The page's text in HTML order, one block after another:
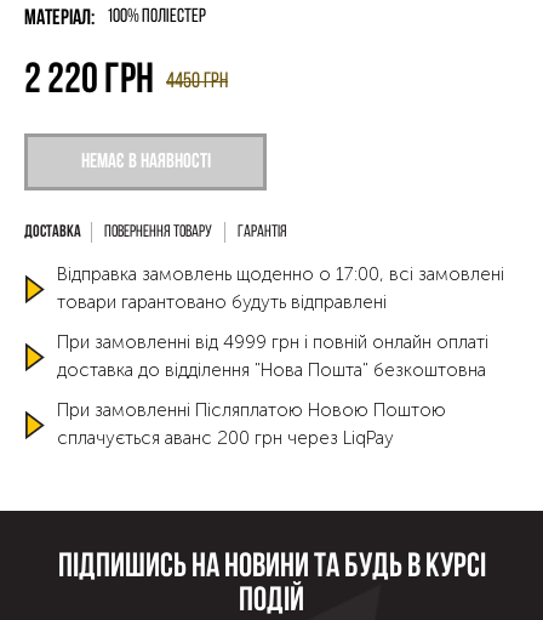
Матеріал: 100% поліестер
Немає в наявності
4450грн
2 220 грн
Повернення товару Гарантія
Відправка замовлень щоденно о 17:00, всі замовлені
товари гарантовано будуть відправлені
При замовленні від 4999 грн і повній онлайн оплаті
доставка до відділення "Нова Пошта" безкоштовна
При замовленні Післяплатою Новою Поштою
сплачується аванс 200 грн через LiqPay
Підпишись на новини та будь в курсі
подій